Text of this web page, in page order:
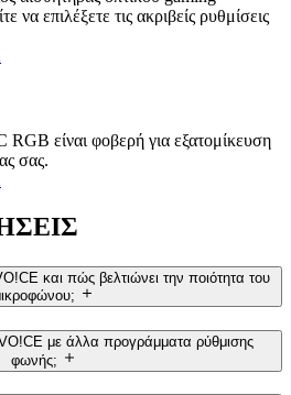
να επιλέξετε τις ακριβείς ρυθμίσεις
είναι φοβερή για εξατομίκευση
σας.
και πώς βελτιώνει την ποιότητα του
με άλλα προγράμματα ρύθμισης
φωνής;